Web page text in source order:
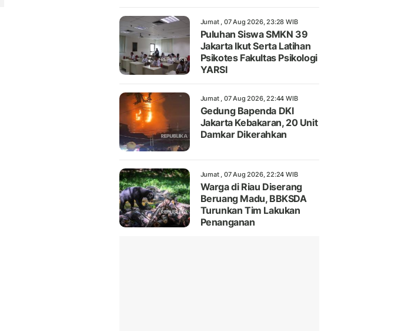
Jumat , 07 Aug 2026, 23:28 WIB
Puluhan Siswa SMKN 39
Jakarta Ikut Serta Latihan
Psikotes Fakultas Psikologi
YARSI
Jumat , 07 Aug 2026, 22:44 WIB
Gedung Bapenda DKI
Jakarta Kebakaran, 20 Unit
Damkar Dikerahkan
Jumat , 07 Aug 2026, 22:24 WIB
Warga di Riau Diserang
Beruang Madu, BBKSDA
Turunkan Tim Lakukan
Penanganan